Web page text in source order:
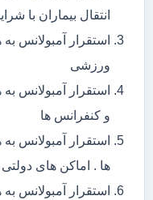
انتقال بیماران با
استقرار آمبولانس
ورزشی
استقرار آمبولانس
و کنفرانس ها
استقرار آمبولانس
ها . اماکن های
استقرار آمبولانس